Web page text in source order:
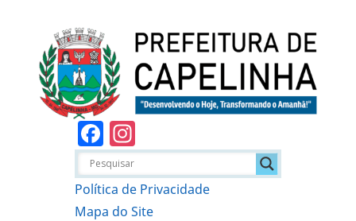
Facebook
Política de Privacidade
Mapa do Site